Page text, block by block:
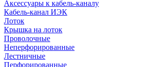
Аксессуары к кабель-каналу
Кабель-канал ИЭК
Лоток
Крышка на лоток
Проволочные
Неперфорированные
Лестничные
Перфорированные